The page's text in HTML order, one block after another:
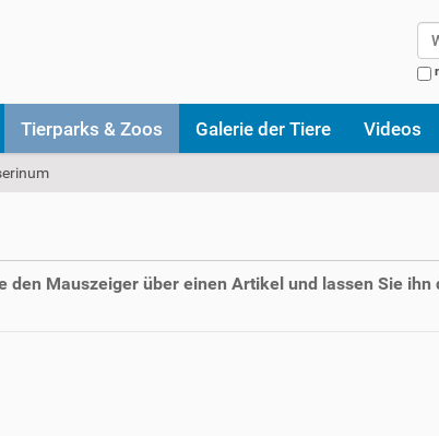
Tierparks & Zoos Galerie der Tiere Videos
Mauszeiger über einen Artikel und lassen Sie